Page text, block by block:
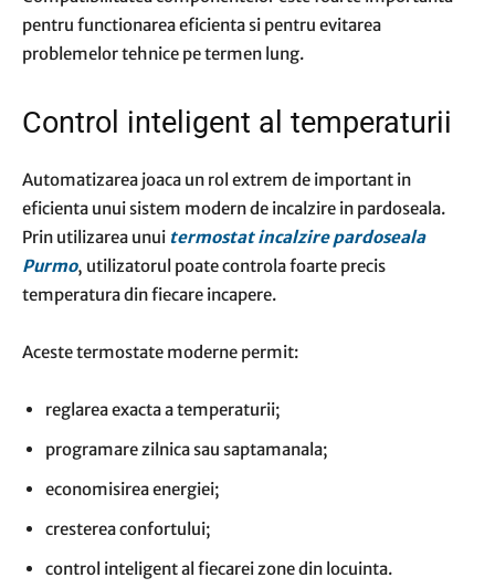
pentru functionarea eficienta si pentru evitarea
problemelor tehnice pe termen lung.
Control inteligent al temperaturii
Automatizarea joaca un rol extrem de important in
eficienta unui sistem modern de incalzire in pardoseala.
Prin utilizarea unui termostat incalzire pardoseala
Purmo, utilizatorul poate controla foarte precis
temperatura din fiecare incapere.
Aceste termostate moderne permit:
reglarea exacta a temperaturii;
programare zilnica sau saptamanala;
economisirea energiei;
cresterea confortului;
control inteligent al fiecarei zone din locuinta.